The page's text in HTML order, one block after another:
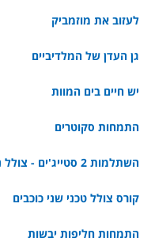
לעזוב את מוזמביק
גן העדן של המלדיביים
יש חיים בים המוות
התמחות סקוטרים
השתלמות 2 סטייג'ים - צולל נורמוקסי מתקדם
קורס צולל טכני שני כוכבים
התמחות חליפות יבשות